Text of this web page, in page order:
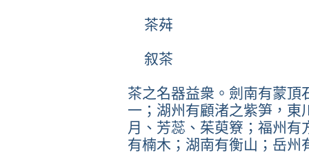
茶荈
叙茶
茶之名器益衆。劍南有蒙頂
一；湖州有顧渚之紫笋，東
月、芳蕊、茱萸簝；福州有
有楠木；湖南有衡山；岳州